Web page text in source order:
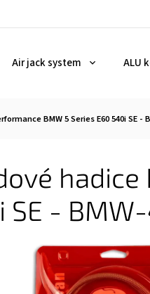
Air jack system ALU
BMW 5 Series E60 540i SE -
hadice
SE -